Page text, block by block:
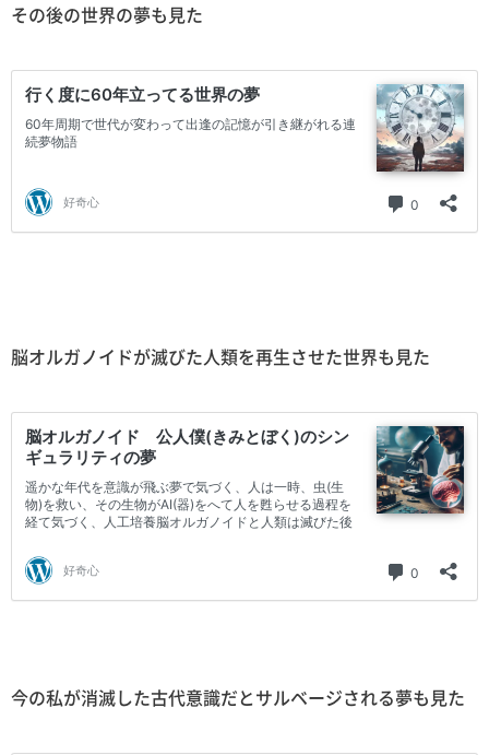
その後の世界の夢も見た
脳オルガノイドが滅びた人類を再生させた世界も見た
今の私が消滅した古代意識だとサルベージされる夢も見た